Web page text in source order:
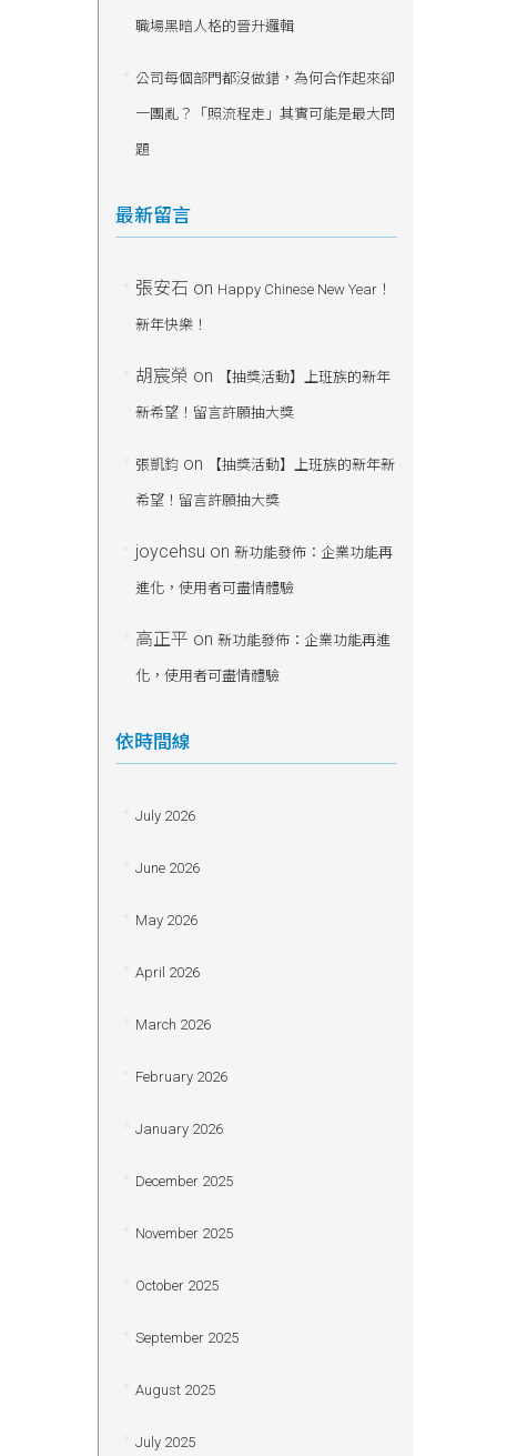
職場黑暗人格的晉升邏輯
公司每個部門都沒做錯，為何合作起來卻
一團亂？「照流程走」其實可能是最大問
題
最新留言
張安石 on Happy Chinese New Year！
新年快樂！
胡宸榮 on 【抽獎活動】上班族的新年
新希望！留言許願抽大獎
張凱鈞on 【抽獎活動】上班族的新年新
希望！留言許願抽大獎
joycehsu on 新功能發佈：企業功能再
進化，使用者可盡情體驗
高正平 on 新功能發佈：企業功能再進
化，使用者可盡情體驗
依時間線
July 2026
June 2026
May 2026
April 2026
March 2026
February 2026
January 2026
December 2025
November 2025
October 2025
September 2025
August 2025
July 2025